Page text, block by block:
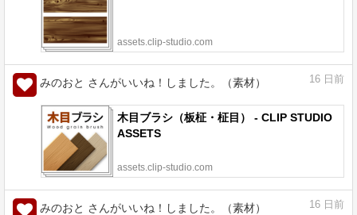
assets.clip-studio.com
みのおと さんがいいね！しました。（素材） 16 日前
木目ブラシ（板柾・柾目） - CLIP STUDIO
ASSETS
assets.clip-studio.com
みのおと さんがいいね！しました。（素材） 16 日前